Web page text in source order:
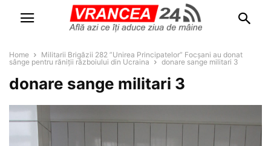
Home
Militarii Brigăzii 282 ”Unirea Principatelor” Focșani au donat
sânge pentru răniții războiului din Ucraina
donare sange militari 3
donare sange militari 3